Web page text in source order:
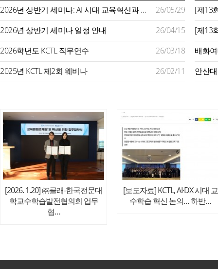
2026년 상반기 세미나: AI 시대 교육혁신과 미래형 교수학습 지원
26/05/29
2026년 상반기 세미나 일정 안내
26/04/15
2026학년도 KCTL 직무연수
26/03/18
2025년 KCTL 제2회 웨비나
26/02/11
[2026. 1.20] ㈜클래-한국전문대
학교수학습발전협의회 업무
협…
[보도자료] KCTL, AI·DX 시대 교
수학습 혁신 논의… 하반…